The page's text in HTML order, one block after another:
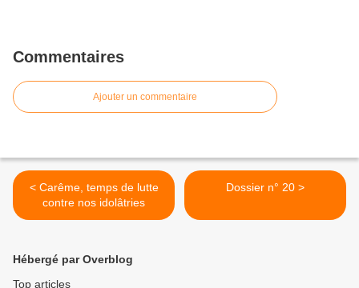
Commentaires
Ajouter un commentaire
< Carême, temps de lutte
contre nos idolâtries
Dossier n° 20 >
Hébergé par Overblog
Top articles